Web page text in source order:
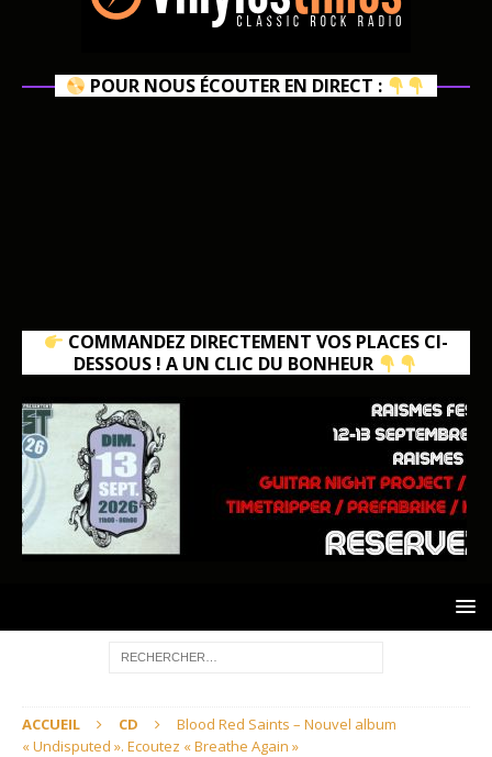
POUR NOUS ÉCOUTER EN DIRECT :
COMMANDEZ DIRECTEMENT VOS PLACES CI-
DESSOUS ! A UN CLIC DU BONHEUR
ACCUEIL CD
Blood Red Saints – Nouvel album
« Undisputed ». Ecoutez « Breathe Again »